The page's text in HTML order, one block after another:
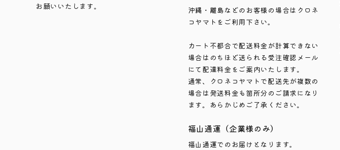
お願いいたします。
沖縄・離島などのお客様の場合はクロネ
コヤマトをご利用下さい。
カート不都合で配送料金が計算できない
場合はのちほど送られる受注確認メール
にて配達料金をご案内いたします。
通常、クロネコヤマトで配送先が複数の
場合は発送料金も箇所分のご請求になり
ます。あらかじめご了承ください。
福山通運（企業様のみ）
福山通運でのお届けとなります。